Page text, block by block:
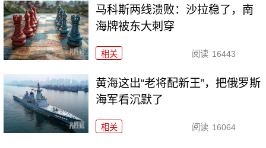
马科斯两线溃败：沙拉稳了，南
海牌被东大刺穿
相关 阅读 16443
黄海这出“老将配新王”，把俄罗斯
海军看沉默了
相关 阅读 16064